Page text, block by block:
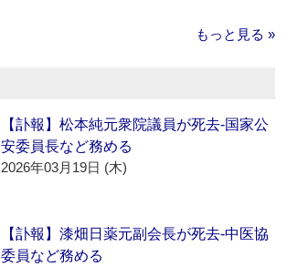
もっと見る »
【訃報】松本純元衆院議員が死去‐国家公
安委員長など務める
2026年03月19日 (木)
【訃報】漆畑日薬元副会長が死去‐中医協
委員など務める